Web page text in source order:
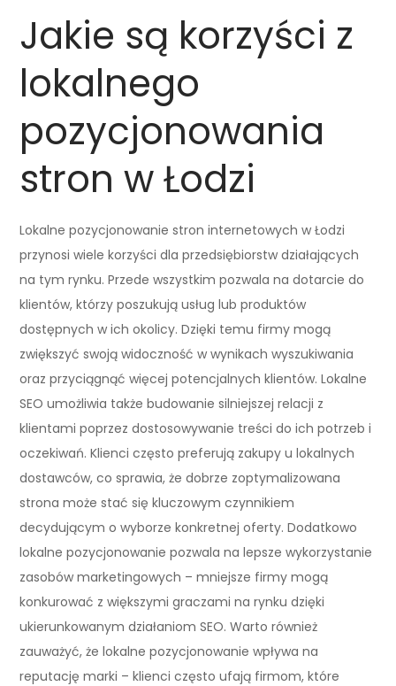
Jakie są korzyści z
lokalnego
pozycjonowania
stron w Łodzi
Lokalne pozycjonowanie stron internetowych w Łodzi
przynosi wiele korzyści dla przedsiębiorstw działających
na tym rynku. Przede wszystkim pozwala na dotarcie do
klientów, którzy poszukują usług lub produktów
dostępnych w ich okolicy. Dzięki temu firmy mogą
zwiększyć swoją widoczność w wynikach wyszukiwania
oraz przyciągnąć więcej potencjalnych klientów. Lokalne
SEO umożliwia także budowanie silniejszej relacji z
klientami poprzez dostosowywanie treści do ich potrzeb i
oczekiwań. Klienci często preferują zakupy u lokalnych
dostawców, co sprawia, że dobrze zoptymalizowana
strona może stać się kluczowym czynnikiem
decydującym o wyborze konkretnej oferty. Dodatkowo
lokalne pozycjonowanie pozwala na lepsze wykorzystanie
zasobów marketingowych – mniejsze firmy mogą
konkurować z większymi graczami na rynku dzięki
ukierunkowanym działaniom SEO. Warto również
zauważyć, że lokalne pozycjonowanie wpływa na
reputację marki – klienci często ufają firmom, które